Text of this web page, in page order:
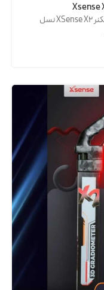
راهنمای استفاده از اسکنر Xsense X2 اسکنر XSense X2 نسل